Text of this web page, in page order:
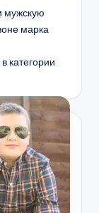
мужскую
марка
категории